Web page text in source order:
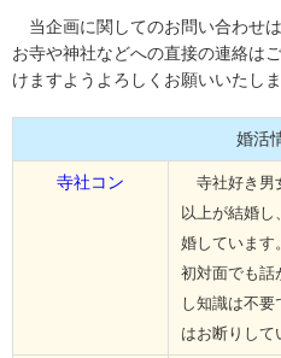
当企画に関してのお問い合わせ
お寺や神社などへの直接の連絡は
けますようよろしくお願いいたしま
婚活
寺社コン
寺社好き男
以上が結婚
婚しています
初対面でも話
し知識は不
はお断りして